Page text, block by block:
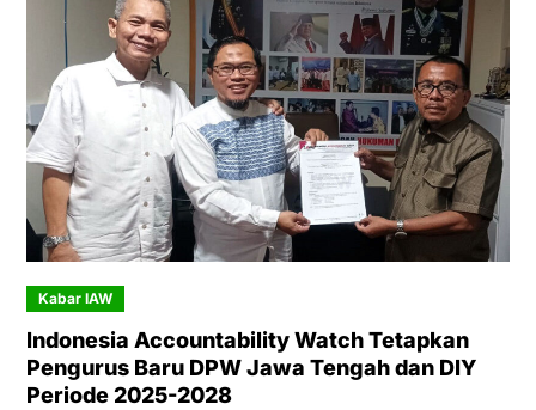
Kabar IAW
Indonesia Accountability Watch Tetapkan
Pengurus Baru DPW Jawa Tengah dan DIY
Periode 2025-2028